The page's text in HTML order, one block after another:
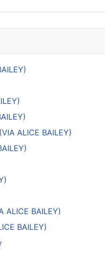
ALICE BAILEY)
ALICE BAILEY)
BAILEY)